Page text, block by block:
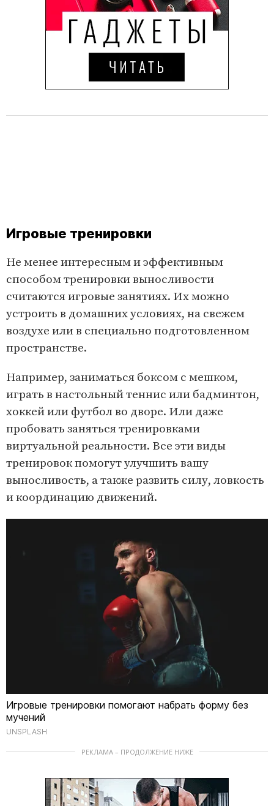
Игровые тренировки
Не менее интересным и эффективным
способом тренировки выносливости
считаются игровые занятиях. Их можно
устроить в домашних условиях, на свежем
воздухе или в специально подготовленном
пространстве.
Например, заниматься боксом с мешком,
играть в настольный теннис или бадминтон,
хоккей или футбол во дворе. Или даже
пробовать заняться тренировками
виртуальной реальности. Все эти виды
тренировок помогут улучшить вашу
выносливость, а также развить силу, ловкость
и координацию движений.
Игровые тренировки помогают набрать форму без
мучений
UNSPLASH
РЕКЛАМА – ПРОДОЛЖЕНИЕ НИЖЕ